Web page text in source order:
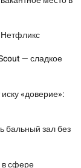
— сладкое
«доверие»:
бальный зал без
сфере